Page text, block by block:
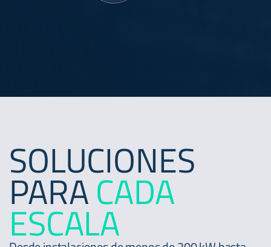
SOLUCIONES
PARACADA
ESCALA